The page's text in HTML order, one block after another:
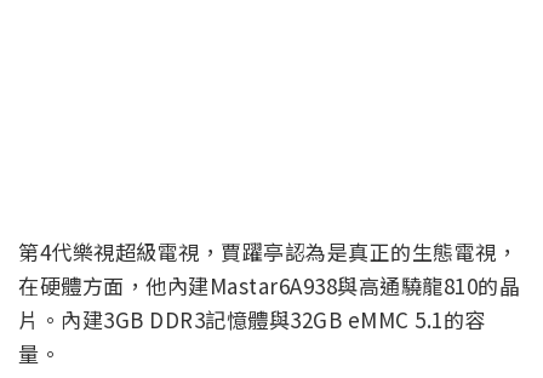
第4代樂視超級電視，賈躍亭認為是真正的生態電視，
在硬體方面，他內建Mastar6A938與高通驍龍810的晶
片。內建3GB DDR3記憶體與32GB eMMC 5.1的容
量。